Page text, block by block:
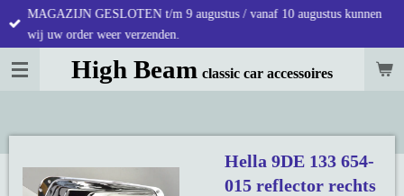
Ga
direct
naar
de
High Beam classic car accessoires
MAGAZIJN GESLOTEN t/m 9 augustus / vanaf 10 augustus kunnen
wij uw order weer verzenden.
Hella 9DE 133 654-
015 reflector rechts